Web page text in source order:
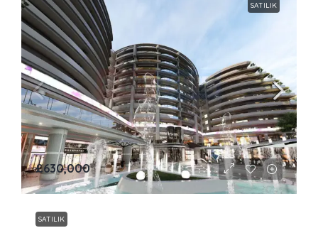
SATILIK
£630,000
SATILIK